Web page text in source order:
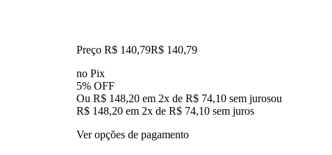
Preço R$ 140,79R$ 140,79
no Pix
5% OFF
Ou R$ 148,20 em 2x de R$ 74,10 sem jurosou
R$ 148,20 em 2x de R$ 74,10 sem juros
Ver opções de pagamento